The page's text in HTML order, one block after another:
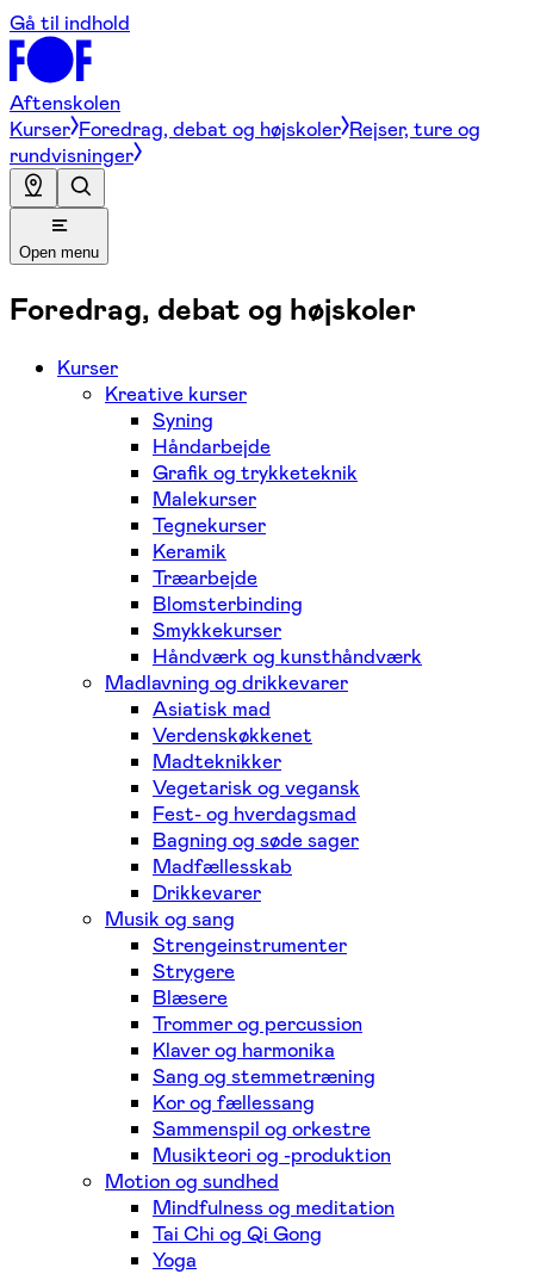
Gå til indhold
Aftenskolen
Kurser Foredrag, debat og højskoler Rejser, ture og
rundvisninger
Open menu
Foredrag, debat og højskoler
Kurser
Kreative kurser
Syning
Håndarbejde
Grafik og trykketeknik
Malekurser
Tegnekurser
Keramik
Træarbejde
Blomsterbinding
Smykkekurser
Håndværk og kunsthåndværk
Madlavning og drikkevarer
Asiatisk mad
Verdenskøkkenet
Madteknikker
Vegetarisk og vegansk
Fest- og hverdagsmad
Bagning og søde sager
Madfællesskab
Drikkevarer
Musik og sang
Strengeinstrumenter
Strygere
Blæsere
Trommer og percussion
Klaver og harmonika
Sang og stemmetræning
Kor og fællessang
Sammenspil og orkestre
Musikteori og -produktion
Motion og sundhed
Mindfulness og meditation
Tai Chi og Qi Gong
Yoga